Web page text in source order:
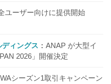
ユーザー向けに提供開始
ィングス
ANAP が大型イ
2026」開催決定
シーズン1取引キャンペーン